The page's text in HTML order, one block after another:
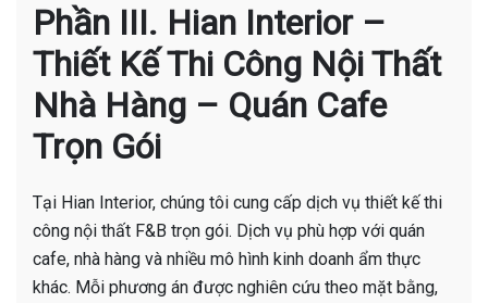
Phần III. Hian Interior –
Thiết Kế Thi Công Nội Thất
Nhà Hàng – Quán Cafe
Trọn Gói
Tại Hian Interior, chúng tôi cung cấp dịch vụ thiết kế thi
công nội thất F&B trọn gói. Dịch vụ phù hợp với quán
cafe, nhà hàng và nhiều mô hình kinh doanh ẩm thực
khác. Mỗi phương án được nghiên cứu theo mặt bằng,